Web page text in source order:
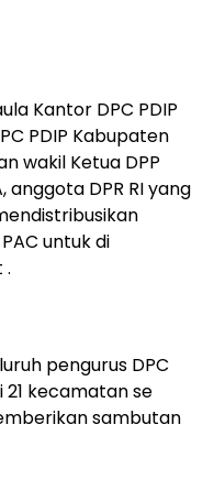
Kantor DPC PDIP
PDIP Kabupaten
wakil Ketua DPP
anggota DPR RI yang
untuk di
.
pengurus DPC
21 kecamatan se
sambutan